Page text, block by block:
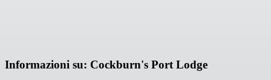
Informazioni su: Cockburn's Port Lodge